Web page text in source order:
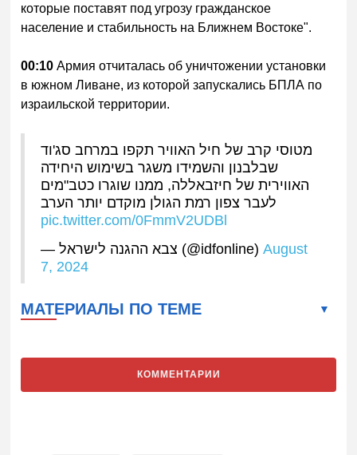
которые поставят под угрозу гражданское
население и стабильность на Ближнем Востоке".
00:10 Армия отчиталась об уничтожении установки
в южном Ливане, из которой запускались БПЛА по
израильской территории.
מטוסי קרב של חיל האוויר תקפו במרחב סג'וד
שבלבנון והשמידו משגר בשימוש היחידה
האווירית של חיזבאללה, ממנו שוגרו כטב"מים
לעבר צפון רמת הגולן מוקדם יותר הערב
pic.twitter.com/0FmmV2UDBl
— צבא ההגנה לישראל (@idfonline)August
7, 2024
МАТЕРИАЛЫ ПО ТЕМЕ
КОММЕНТАРИИ